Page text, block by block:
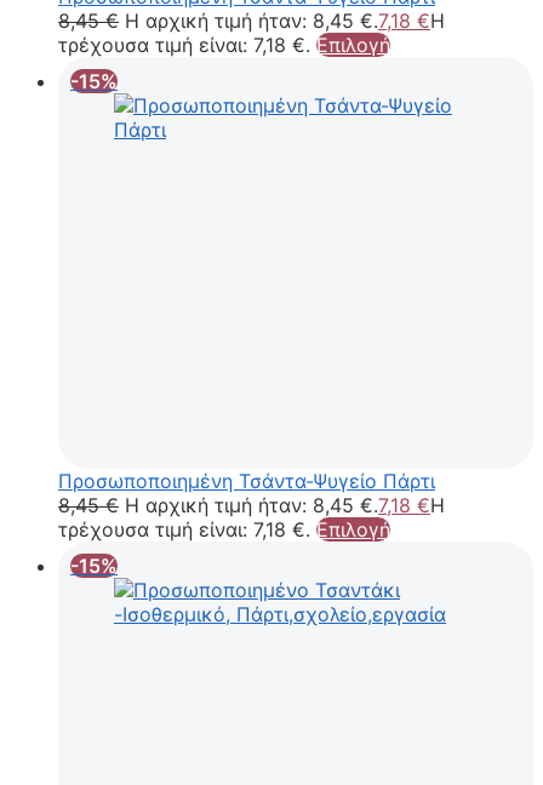
8,45€ Η αρχική τιμή ήταν: 8,45 €.7,18 €Η
τρέχουσα τιμή είναι: 7,18 €. Επιλογή
-15%
Προσωποποιημένη Τσάντα-Ψυγείο Πάρτι
8,45€ Η αρχική τιμή ήταν: 8,45 €.7,18 €Η
τρέχουσα τιμή είναι: 7,18 €. Επιλογή
-15%